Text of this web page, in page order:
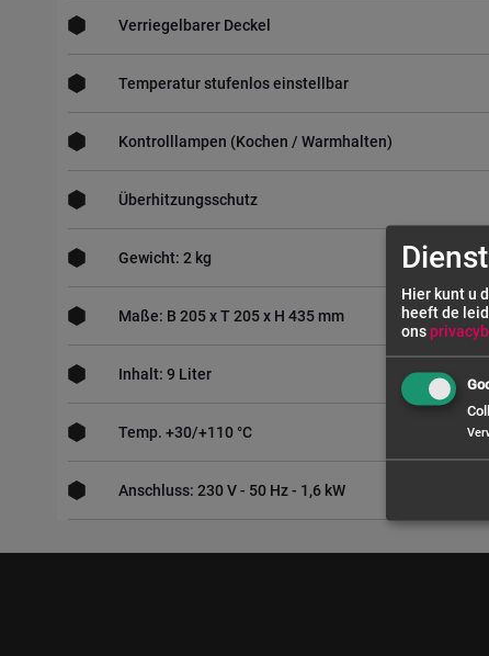
Verriegelbarer Deckel
Temperatur stufenlos einstellbar
Kontrolllampen (Kochen / Warmhalten)
Überhitzungsschutz
Gewicht: 2 kg
Maße: B 205 x T 205 x H 435 mm
Inhalt: 9 Liter
Temp. +30/+110 °C
Anschluss: 230 V - 50 Hz - 1,6 kW
Hier kunt u
heeft de
ons